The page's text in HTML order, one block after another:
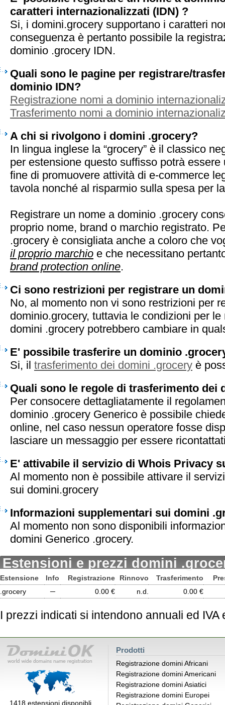
caratteri internazionalizzati (IDN) ?
Si, i domini.grocery supportano i caratteri
conseguenza è pertanto possibile la
dominio .grocery IDN.
Quali sono le pagine per registrare/
dominio IDN?
Registrazione nomi a dominio
Trasferimento nomi a dominio
A chi si rivolgono i domini .grocery?
In lingua inglese la “grocery” è il classico
per estensione questo suffisso potrà
fine di promuovere attività di e-commerce
tavola nonché al risparmio sulla spesa per
Registrare un nome a dominio .grocery
proprio nome, brand o marchio registrato.
.grocery è consigliata anche a coloro che
il proprio marchio e che necessitano
brand protection online.
Ci sono restrizioni per registrare un
No, al momento non vi sono restrizioni per
dominio.grocery, tuttavia le condizioni per
domini .grocery potrebbero cambiare in
E' possibile trasferire un dominio
Si, il trasferimento dei domini .grocery è
Quali sono le regole di trasferimento dei
Per consocere dettagliatamente il
dominio .grocery Generico è possibile
online, nel caso nessun operatore fosse
lasciare un messaggio per essere
E' attivabile il servizio di Whois Privacy
Al momento non è possibile attivare il
sui domini.grocery
Informazioni supplementari sui domini
Al momento non sono disponibili
domini Generico .grocery.
Estensioni e prezzi domini
Estensione Info Registrazione Rinnovo Trasferimento
.grocery
─ 0.00 € n.d. 0.00 €
I prezzi indicati si intendono annuali ed IVA
1418 estensioni disponibli
Prodotti
Registrazione domini Africani
Registrazione domini Americani
Registrazione domini Asiatici
Registrazione domini Europei